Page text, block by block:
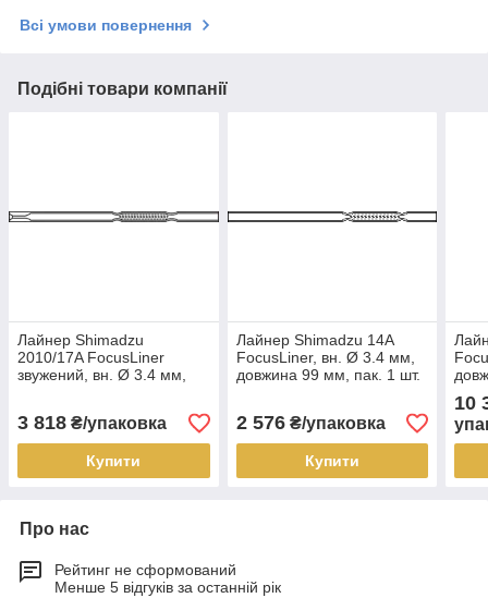
Всі умови повернення
Подібні товари компанії
Лайнер Shimadzu
2010/17A FocusLiner
звужений, вн. Ø 3.4 мм,
3 818 ₴/упаковка
Купити
Лайнер Shimadzu 14A
FocusLiner, вн. Ø 3.4 мм,
довжина 99 мм, пак. 1 шт.
2 576₴/упаковка
Купити
10
Про нас
Рейтинг не сформований
Менше 5 відгуків за останній рік